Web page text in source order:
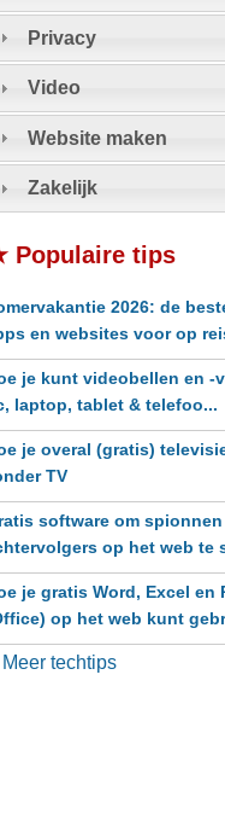
Privacy
Video
Website maken
Zakelijk
Populaire tips
2026: de
en websites voor op
je kunt videobellen en -
laptop, tablet & telefoo...
je overal (gratis)
TV
software om spionnen
op het web te
je gratis Word, Excel en
op het web kunt
Meer techtips